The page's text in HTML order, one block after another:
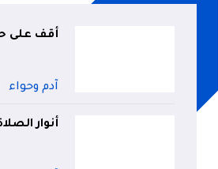
أقف على
آدم وحواء
أنوار